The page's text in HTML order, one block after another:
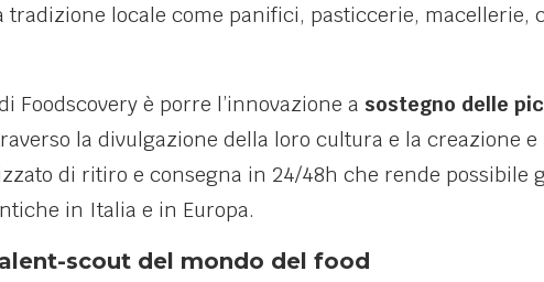
tradizione locale come panifici, pasticcerie, macellerie,
Foodscovery è porre l’innovazione a sostegno delle
la divulgazione della loro cultura e la creazione e
di ritiro e consegna in 24/48h che rende possibile
in Italia e in Europa.
scout del mondo del food